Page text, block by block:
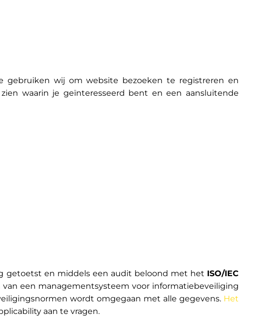
gebruiken wij om website bezoeken te registreren en
waarin je geïnteresseerd bent en een aansluitende
getoetst en middels een audit beloond met het ISO/IEC
een managementsysteem voor informatiebeveiliging
wordt omgegaan met alle gegevens. Het
aan te vragen.